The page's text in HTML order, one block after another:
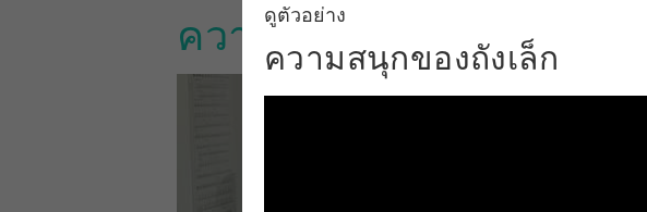
ความสนุกของถังเล็ก
ดูตัวอย่าง
ความสนุกของถังเล็ก